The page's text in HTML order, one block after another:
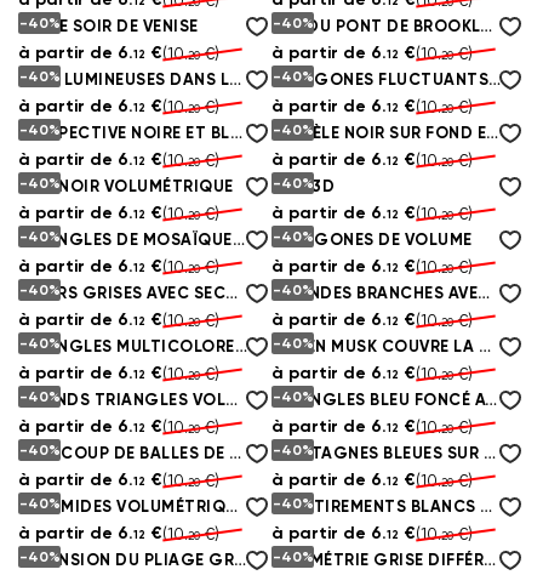
-40%
VIA LE SOIR DE VENISE
à partir de 6.12 €(10.20€)
-40% VUE DU PONT DE BROOKLYN D'EN BAS
à partir de 6.12 €(10.20€)
-40% VUES LUMINEUSES DANS LA NUIT DU CRÉPUSCULE
à partir de 6.12 €(10.20€)
-40% HEXAGONES FLUCTUANTS AVEC RÉTRO-ÉCLAIRAGE
à partir de 6.12 €(10.20€)
-40% PERSPECTIVE NOIRE ET BLANCHE DES BALLES ET DU VORTEX DE TUNNEL
à partir de 6.12 €(10.20€)
-40% MODÈLE NOIR SUR FOND EN BOIS
à partir de 6.12 €(10.20€)
-40%
MUR NOIR VOLUMÉTRIQUE
à partir de 6.12 €(10.20€)
-40%
MUR 3D
à partir de 6.12 €(10.20€)
-40% TRIANGLES DE MOSAÏQUE SOMBRE
à partir de 6.12 €(10.20€)
-40%
HEXAGONES DE VOLUME
à partir de 6.12 €(10.20€)
-40% FLEURS GRISES AVEC SECTION DORÉE
à partir de 6.12 €(10.20€)
-40% GRANDES BRANCHES AVEC FEUILLES VERTES
à partir de 6.12 €(10.20€)
-40% TRIANGLES MULTICOLORES SOUS FORME D'ABSTRACTION
à partir de 6.12 €(10.20€)
-40% GREEN MUSK COUVRE LA MAÇONNERIE
à partir de 6.12 €(10.20€)
-40% GRANDS TRIANGLES VOLUMÉTRIQUES GRIS
à partir de 6.12 €(10.20€)
-40% TRIANGLES BLEU FONCÉ AVEC DES BORDS DORÉS
à partir de 6.12 €(10.20€)
-40% BEAUCOUP DE BALLES DE FOOTBALL
à partir de 6.12 €(10.20€)
-40% MONTAGNES BLEUES SUR FOND ARC-EN-CIEL
à partir de 6.12 €(10.20€)
-40% PYRAMIDES VOLUMÉTRIQUES NOIRES AVEC DES BORDS DORÉS
à partir de 6.12 €(10.20€)
-40% LES ÉTIREMENTS BLANCS ET BLEUS SUR LE MUR
à partir de 6.12 €(10.20€)
-40% EXTENSION DU PLIAGE GRIS -40% GÉOMÉTRIE GRISE DIFFÉRENTE